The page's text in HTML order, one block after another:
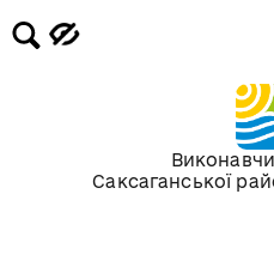
Саксаганської
Розпорядження